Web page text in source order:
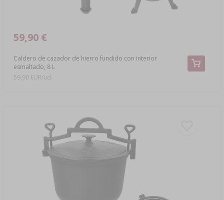
Caldero de cazador de hierro fundido con interior
esmaltado, 8 L
59,90 €
59,90 EUR/ud.